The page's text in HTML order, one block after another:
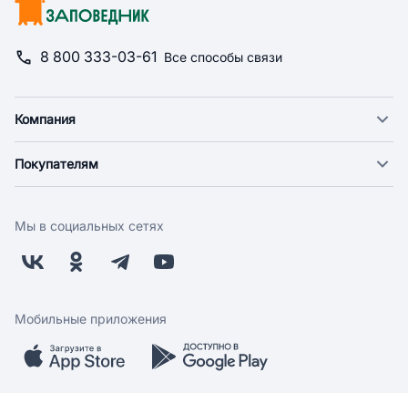
8 800 333-03-61 Все способы связи
Компания
Новости
Поставщикам
Заводчикам
Обратная связь
Покупателям
Оплата
Бонусная программа
Скидки и акции
Мобильное приложение
Мы в социальных сетях
Мобильные приложения